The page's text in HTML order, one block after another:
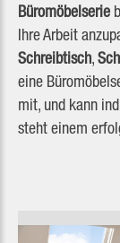
Büromöbelserie
Ihre Arbeit
Schreibtisch,
eine
mit, und kann
steht einem